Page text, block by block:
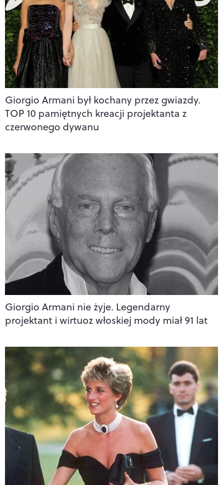
Giorgio Armani był kochany przez gwiazdy.
TOP 10 pamiętnych kreacji projektanta z
czerwonego dywanu
Giorgio Armani nie żyje. Legendarny
projektant i wirtuoz włoskiej mody miał 91 lat